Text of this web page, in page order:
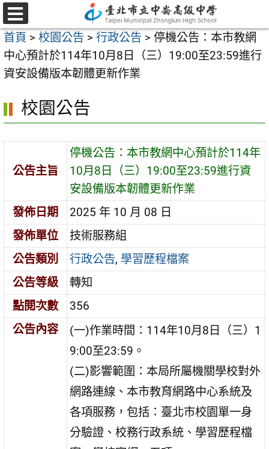
跳
至
主
要
內
區
選
單
首頁 > 校園公告 > 行政公告 > 停機公告：本市教網
中心預計於114年10月8日（三）19:00至23:59進行
資安設備版本韌體更新作業
校園公告
公告主旨
停機公告：本市教網中心預計於114年
10月8日（三）19:00至23:59進行資
安設備版本韌體更新作業
發佈日期
2025 年 10 月 08 日
發佈單位
技術服務組
公告類別
行政公告, 學習歷程檔案
公告等級
轉知
點閱次數
356
公告內容
(一)作業時間：114年10月8日（三）1
9:00至23:59。
(二)影響範圍：本局所屬機關學校對外
網路連線、本市教育網路中心系統及
各項服務，包括：臺北市校園單一身
分驗證、校務行政系統、學習歷程檔